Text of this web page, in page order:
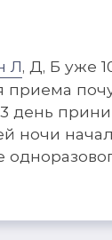
Л, Д, Б уже
приема
день
ночи